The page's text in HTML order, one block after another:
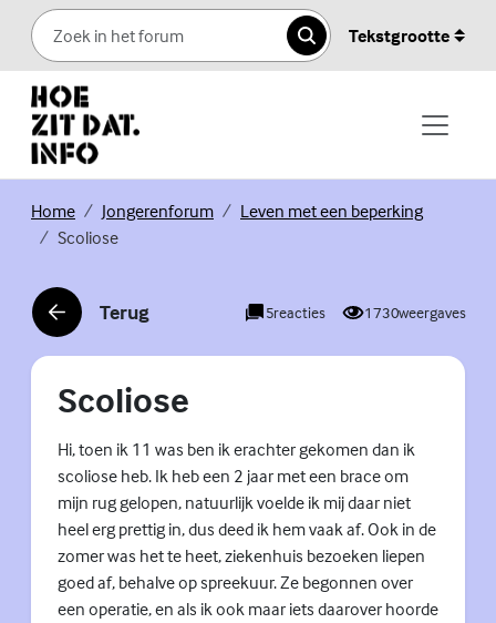
Skip to content
Zoeken
Tekstgrootte
Home(Externe link)
Jongerenforum(Externe link)
Leven met een beperking(Externe
Scoliose
Terug
(Externe link) 5reacties 1730weergaves
Scoliose
Hi, toen ik 11 was ben ik erachter gekomen dan ik
scoliose heb. Ik heb een 2 jaar met een brace om
mijn rug gelopen, natuurlijk voelde ik mij daar niet
heel erg prettig in, dus deed ik hem vaak af. Ook in de
zomer was het te heet, ziekenhuis bezoeken liepen
goed af, behalve op spreekuur. Ze begonnen over
een operatie, en als ik ook maar iets daarover hoorde